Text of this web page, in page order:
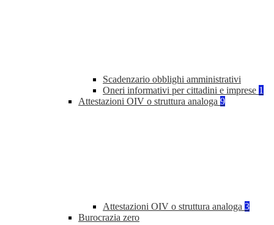
Scadenzario obblighi amministrativi
Oneri informativi per cittadini e imprese 1
Attestazioni OIV o struttura analoga 9
Attestazioni OIV o struttura analoga 3
Burocrazia zero